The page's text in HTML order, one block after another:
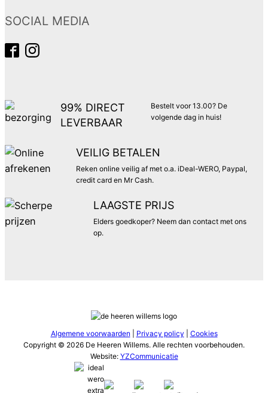
SOCIAL MEDIA
99% DIRECT
LEVERBAAR
Bestelt voor 13.00? De
volgende dag in huis!
VEILIG BETALEN
Reken online veilig af met o.a. iDeal-WERO, Paypal,
credit card en Mr Cash.
LAAGSTE PRIJS
Elders goedkoper? Neem dan contact met ons
op.
Algemene voorwaarden Privacy policy
Cookies
Copyright © 2026 De Heeren Willems. Alle rechten voorbehouden.
Website: YZCommunicatie